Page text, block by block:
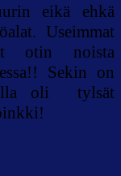
eikä ehkä
Useimmat
otin noista
Sekin on
oli tylsät